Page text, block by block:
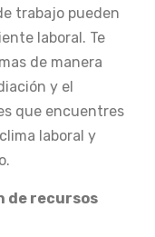
trabajo pueden
laboral. Te
de manera
y el
que encuentres
laboral y
de recursos